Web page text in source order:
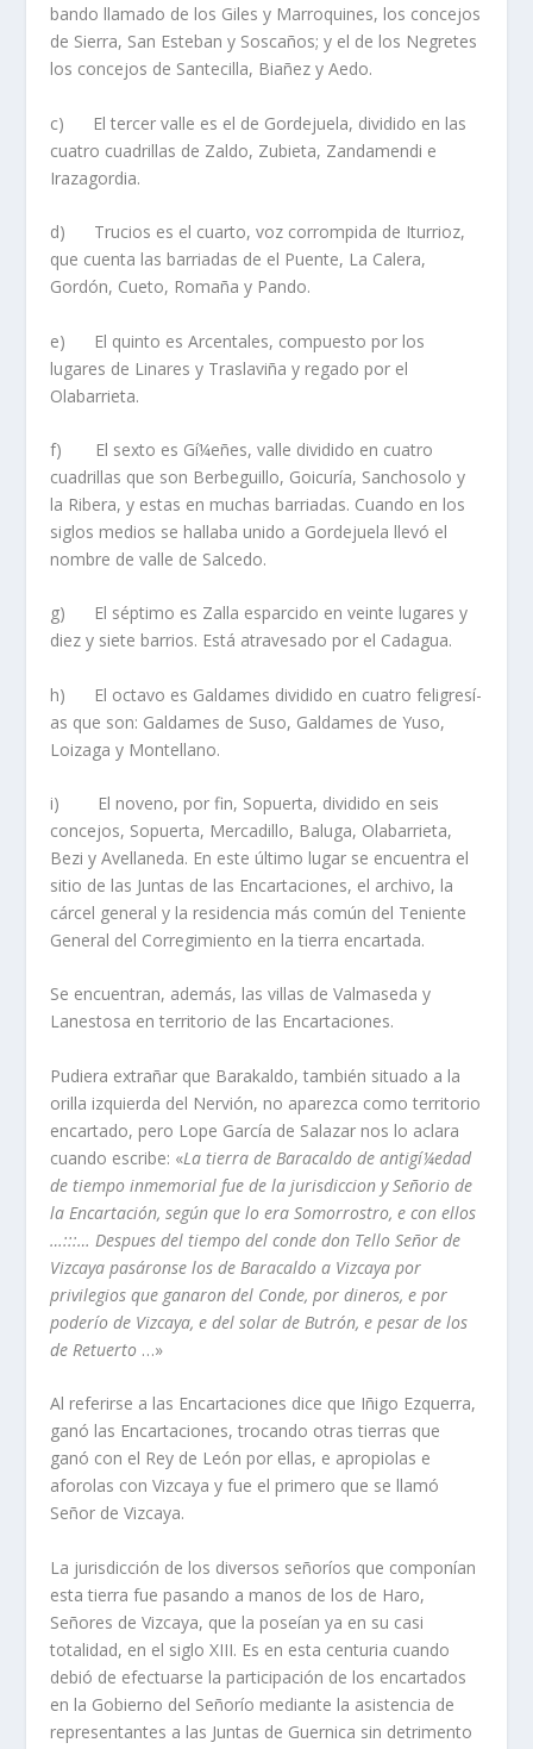
bando llamado de los Giles y Marroquines, los concejos
de Sierra, San Esteban y Soscaños; y el de los Negretes
los concejos de Santecilla, Biañez y Aedo.
c) El tercer valle es el de Gordejuela, dividido en las
cuatro cuadrillas de Zaldo, Zubieta, Zandamendi e
Irazagordia.
d) Trucios es el cuarto, voz corrompida de Iturrioz,
que cuenta las barriadas de el Puente, La Calera,
Gordón, Cueto, Romaña y Pando.
e) El quinto es Arcentales, compuesto por los
lugares de Linares y Traslaviña y regado por el
Olabarrieta.
f) El sexto es Gí¼eñes, valle dividido en cuatro
cuadrillas que son Berbeguillo, Goicurí­a, Sanchosolo y
la Ribera, y estas en muchas barriadas. Cuando en los
siglos medios se hallaba unido a Gordejuela llevó el
nombre de valle de Salcedo.
g) El séptimo es Zalla esparcido en veinte lugares y
diez y siete barrios. Está atravesado por el Cadagua.
h) El octavo es Galdames dividido en cuatro feligresí­
as que son: Galdames de Suso, Galdames de Yuso,
Loizaga y Montellano.
i) El noveno, por fin, Sopuerta, dividido en seis
concejos, Sopuerta, Mercadillo, Baluga, Olabarrieta,
Bezi y Avellaneda. En este último lugar se encuentra el
sitio de las Juntas de las Encartaciones, el archivo, la
cárcel general y la residencia más común del Teniente
General del Corregimiento en la tierra encartada.
Se encuentran, además, las villas de Valmaseda y
Lanestosa en territorio de las Encartaciones.
Pudiera extrañar que Barakaldo, también situado a la
orilla izquierda del Nervión, no aparezca como territorio
encartado, pero Lope Garcí­a de Salazar nos lo aclara
cuando escribe: «La tierra de Baracaldo de antigí¼edad
de tiempo inmemorial fue de la jurisdiccion y Señorio de
la Encartación, según que lo era Somorrostro, e con ellos
…:::… Despues del tiempo del conde don Tello Señor de
Vizcaya pasáronse los de Baracaldo a Vizcaya por
privilegios que ganaron del Conde, por dineros, e por
poderí­o de Vizcaya, e del solar de Butrón, e pesar de los
de Retuerto …»
Al referirse a las Encartaciones dice que Iñigo Ezquerra,
ganó las Encartaciones, trocando otras tierras que
ganó con el Rey de León por ellas, e apropiolas e
aforolas con Vizcaya y fue el primero que se llamó
Señor de Vizcaya.
La jurisdicción de los diversos señorí­os que componí­an
esta tierra fue pasando a manos de los de Haro,
Señores de Vizcaya, que la poseí­an ya en su casi
totalidad, en el siglo XIII. Es en esta centuria cuando
debió de efectuarse la participación de los encartados
en la Gobierno del Señorí­o mediante la asistencia de
representantes a las Juntas de Guernica sin detrimento